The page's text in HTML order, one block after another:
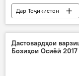
Дар Тоҷикистон
Ожонси мубориза бо
Рӯйдод, ҷиноят ва
Дастовардҳои
Бозиҳои Осиёӣ